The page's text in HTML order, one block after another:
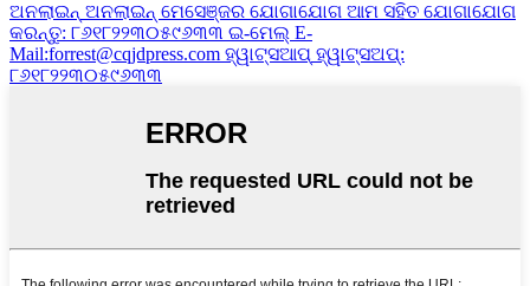
ଅନଲାଇନ୍ ଅନଲାଇନ୍ ମେସେଞ୍ଜର ଯୋଗାଯୋଗ ଆମ ସହିତ ଯୋଗାଯୋଗ
କରନ୍ତୁ: ୮୬୧୮୨୨୩୦୫୯୬୩୩ ଇ-ମେଲ୍ E-
Mail:forrest@cqjdpress.com ହ୍ୱାଟ୍ସଆପ୍ ହ୍ୱାଟ୍ସଅପ୍:
୮୬୧୮୨୨୩୦୫୯୬୩୩